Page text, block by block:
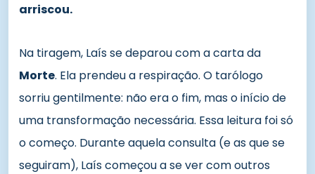
arriscou.
Na tiragem, Laís se deparou com a carta da
Morte. Ela prendeu a respiração. O tarólogo
sorriu gentilmente: não era o fim, mas o início de
uma transformação necessária. Essa leitura foi só
o começo. Durante aquela consulta (e as que se
seguiram), Laís começou a se ver com outros